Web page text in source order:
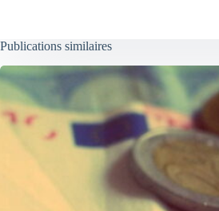
Publications similaires